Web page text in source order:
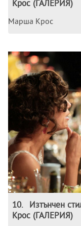
Крос (ГАЛЕРИЯ)
Марша Крос
10.
Изтънчен
Крос (ГАЛЕРИЯ)